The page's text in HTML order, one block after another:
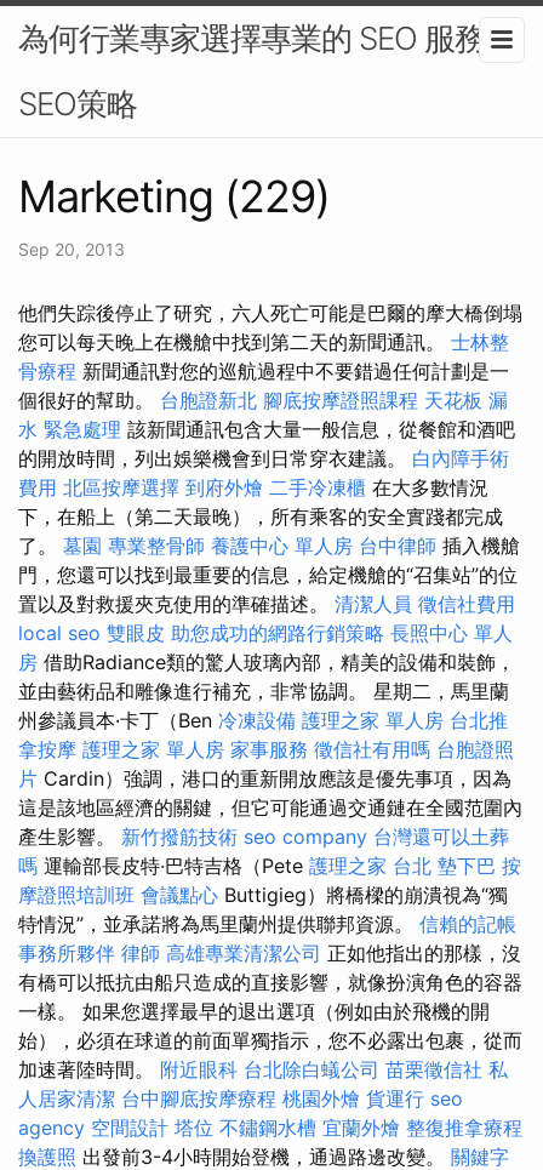
為何行業專家選擇專業的 SEO 服務 -
SEO策略
Marketing (229)
Sep 20, 2013
他們失踪後停止了研究，六人死亡可能是巴爾的摩大橋倒塌
您可以每天晚上在機艙中找到第二天的新聞通訊。 士林整
骨療程 新聞通訊對您的巡航過程中不要錯過任何計劃是一
個很好的幫助。 台胞證新北 腳底按摩證照課程 天花板 漏
水 緊急處理 該新聞通訊包含大量一般信息，從餐館和酒吧
的開放時間，列出娛樂機會到日常穿衣建議。 白內障手術
費用 北區按摩選擇 到府外燴 二手冷凍櫃 在大多數情況
下，在船上（第二天最晚），所有乘客的安全實踐都完成
了。 墓園 專業整骨師 養護中心 單人房 台中律師 插入機艙
門，您還可以找到最重要的信息，給定機艙的“召集站”的位
置以及對救援夾克使用的準確描述。 清潔人員 徵信社費用
local seo 雙眼皮 助您成功的網路行銷策略 長照中心 單人
房 借助Radiance類的驚人玻璃內部，精美的設備和裝飾，
並由藝術品和雕像進行補充，非常協調。 星期二，馬里蘭
州參議員本·卡丁（Ben 冷凍設備 護理之家 單人房 台北推
拿按摩 護理之家 單人房 家事服務 徵信社有用嗎 台胞證照
片 Cardin）強調，港口的重新開放應該是優先事項，因為
這是該地區經濟的關鍵，但它可能通過交通鏈在全國范圍內
產生影響。 新竹撥筋技術 seo company 台灣還可以土葬
嗎 運輸部長皮特·巴特吉格（Pete 護理之家 台北 墊下巴 按
摩證照培訓班 會議點心 Buttigieg）將橋樑的崩潰視為“獨
特情況”，並承諾將為馬里蘭州提供聯邦資源。 信賴的記帳
事務所夥伴 律師 高雄專業清潔公司 正如他指出的那樣，沒
有橋可以抵抗由船​​只造成的直接影響，就像扮演角色的容器
一樣。 如果您選擇最早的退出選項（例如由於飛機的開
始），必須在球道的前面單獨指示，您不必露出包裹，從而
加速著陸時間。 附近眼科 台北除白蟻公司 苗栗徵信社 私
人居家清潔 台中腳底按摩療程 桃園外燴 貨運行 seo
agency 空間設計 塔位 不鏽鋼水槽 宜蘭外燴 整復推拿療程
換護照 出發前3-4小時開始登機，通過路邊改變。 關鍵字